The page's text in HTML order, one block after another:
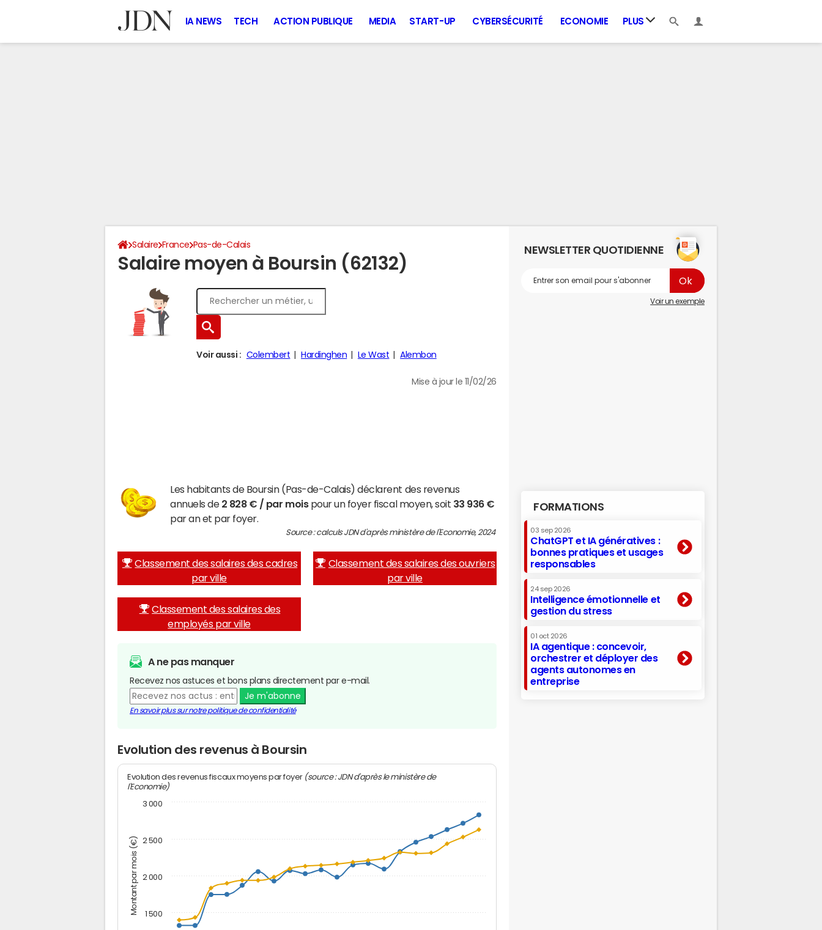
IA NEWS TECH ACTION PUBLIQUE MEDIA START-UP CYBERSÉCURITÉ ECONOMIE PLUS
Salaire France Pas-de-Calais
Salaire moyen à Boursin (62132)
Voir aussi : Colembert Hardinghen Le Wast Alembon
Mise à jour le 11/02/26
Les habitants de Boursin (Pas-de-Calais) déclarent des revenus
annuels de 2 828 € / par moispour un foyer fiscal moyen, soit 33 936 €
par an et par foyer.
Source : calculs JDN d'après ministère de l'Economie, 2024
Classement des salaires des cadres
par ville
Classement des salaires des ouvriers
par ville
Classement des salaires des
employés par ville
A ne pas manquer
Recevez nos astuces et bons plans directement par e-mail.
Je m'abonne
En savoir plus sur notre politique de confidentialité
Evolution des revenus à Boursin
Montant par mois (€)
Evolution des revenus fiscaux moyens par foyer (source : JDN d'après le ministère de
l'Economie)
1 500
2 000
2 500
3 000
NEWSLETTER QUOTIDIENNE
Voir un exemple
FORMATIONS
03 sep 2026
ChatGPT et IA génératives :
bonnes pratiques et usages
responsables
24 sep 2026
Intelligence émotionnelle et
gestion du stress
01 oct 2026
IA agentique : concevoir,
orchestrer et déployer des
agents autonomes en
entreprise